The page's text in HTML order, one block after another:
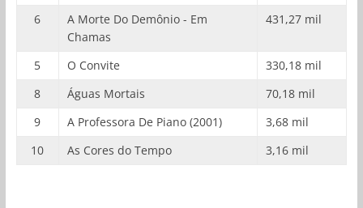
6
A Morte Do Demônio - Em
Chamas
431,27 mil
5 O Convite
330,18 mil
8
Águas Mortais
70,18 mil
9
A Professora De Piano (2001)
3,68 mil
10
As Cores do Tempo 3,16 mil